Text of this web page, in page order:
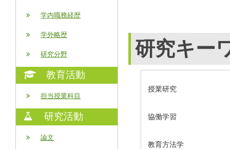
学内職務経歴
学外略歴
研究分野
教育活動
担当授業科目
研究活動
論文
研究キー
授業研究
協働学習
教育方法学